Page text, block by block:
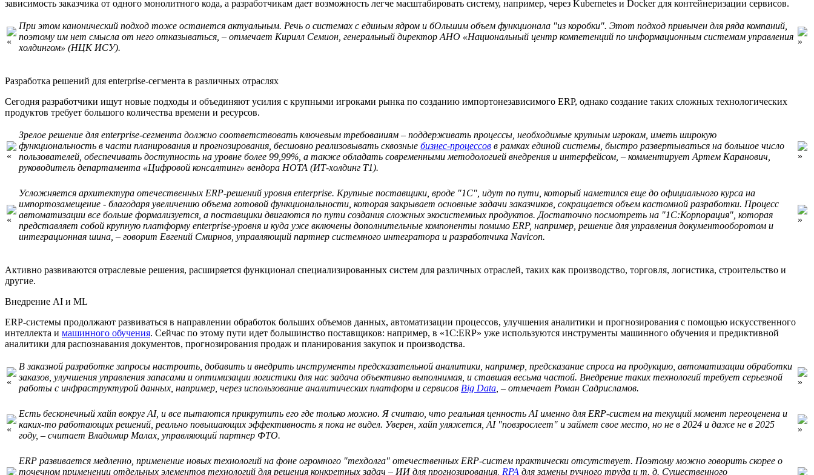
зависимость заказчика от одного монолитного кода, а разработчикам дает возможность легче масштабировать систему, например, через Kubernetes и Docker для контейнеризации сервисов.
При этом канонический подход тоже останется актуальным. Речь о системах с единым ядром и бОльшим объем функционала ″из коробки″. Этот подход привычен для ряда компаний,
поэтому им нет смысла от него отказываться, – отмечает Кирилл Семион, генеральный директор АНО «Национальный центр компетенций по информационным системам управления
холдингом» (НЦК ИСУ).
Разработка решений для enterprise-сегмента в различных отраслях
Сегодня разработчики ищут новые подходы и объединяют усилия с крупными игроками рынка по созданию импортонезависимого ERP, однако создание таких сложных технологических
продуктов требует большого количества времени и ресурсов.
Зрелое решение для enterprise-сегмента должно соответствовать ключевым требованиям – поддерживать процессы, необходимые крупным игрокам, иметь широкую
функциональность в части планирования и прогнозирования, бесшовно реализовывать сквозные бизнес-процессов в рамках единой системы, быстро развертываться на большое число
пользователей, обеспечивать доступность на уровне более 99,99%, а также обладать современными методологией внедрения и интерфейсом, – комментирует Артем Каранович,
руководитель департамента «Цифровой консалтинг» вендора НОТА (ИТ-холдинг Т1).
Усложняется архитектура отечественных ERP-решений уровня enterprise. Крупные поставщики, вроде ″1С″, идут по пути, который наметился еще до официального курса на
импортозамещение - благодаря увеличению объема готовой функциональности, которая закрывает основные задачи заказчиков, сокращается объем кастомной разработки. Процесс
автоматизации все больше формализуется, а поставщики двигаются по пути создания сложных экосистемных продуктов. Достаточно посмотреть на ″1С:Корпорация″, которая
представляет собой крупную платформу enterprise-уровня и куда уже включены дополнительные компоненты помимо ERP, например, решение для управления документооборотом и
интеграционная шина, – говорит Евгений Смирнов, управляющий партнер системного интегратора и разработчика Navicon.
Активно развиваются отраслевые решения, расширяется функционал специализированных систем для различных отраслей, таких как производство, торговля, логистика, строительство и
другие.
Внедрение AI и ML
ERP-системы продолжают развиваться в направлении обработок больших объемов данных, автоматизации процессов, улучшения аналитики и прогнозирования с помощью искусственного
интеллекта и машинного обучения. Сейчас по этому пути идет большинство поставщиков: например, в «1С:ERP» уже используются инструменты машинного обучения и предиктивной
аналитики для распознавания документов, прогнозирования продаж и планирования закупок и производства.
В заказной разработке запросы настроить, добавить и внедрить инструменты предсказательной аналитики, например, предсказание спроса на продукцию, автоматизации обработки
заказов, улучшения управления запасами и оптимизации логистики для нас задача объективно выполнимая, и ставшая весьма частой. Внедрение таких технологий требует серьезной
работы с инфраструктурой данных, например, через использование аналитических платформ и сервисов Big Data , – отмечает Роман Садрисламов.
Есть бесконечный хайп вокруг AI, и все пытаются прикрутить его где только можно. Я считаю, что реальная ценность AI именно для ERP-систем на текущий момент переоценена и
каких-то работающих решений, реально повышающих эффективность я пока не видел. Уверен, хайп уляжется, AI ″повзрослеет″ и займет свое место, но не в 2024 и даже не в 2025
году, – считает Владимир Малах, управляющий партнер ФТО.
ERP развивается медленно, применение новых технологий на фоне огромного ″техдолга″ отечественных ERP-систем практически отсутствует. Поэтому можно говорить скорее о
точечном применении отдельных элементов технологий для решения конкретных задач – ИИ для прогнозирования, RPA для замены ручного труда и т. д. Существенного